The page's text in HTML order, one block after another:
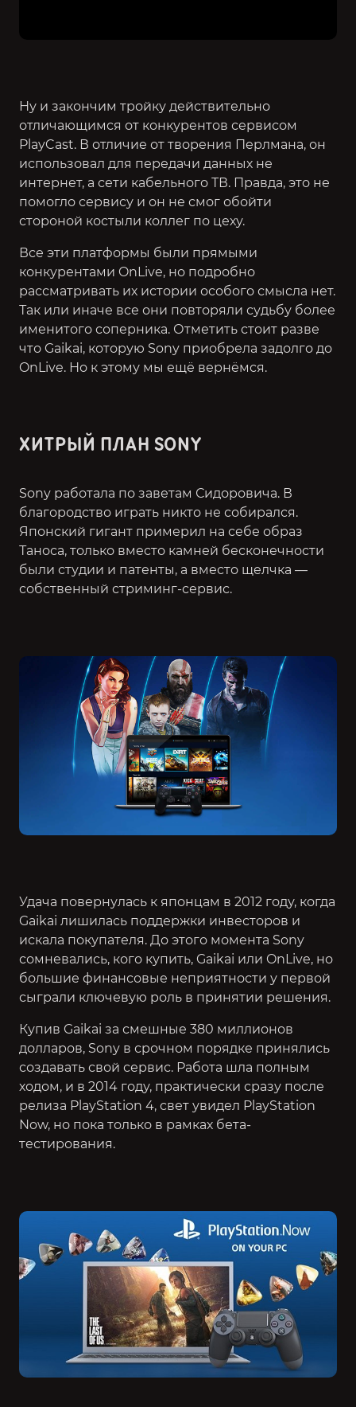
Ну и закончим тройку действительно
отличающимся от конкурентов сервисом
PlayCast. В отличие от творения Перлмана, он
использовал для передачи данных не
интернет, а сети кабельного ТВ. Правда, это не
помогло сервису и он не смог обойти
стороной костыли коллег по цеху.
Все эти платформы были прямыми
конкурентами OnLive, но подробно
рассматривать их истории особого смысла нет.
Так или иначе все они повторяли судьбу более
именитого соперника. Отметить стоит разве
что Gaikai, которую Sony приобрела задолго до
OnLive. Но к этому мы ещё вернёмся.
ХИТРЫЙ ПЛАН SONY
Sony работала по заветам Сидоровича. В
благородство играть никто не собирался.
Японский гигант примерил на себе образ
Таноса, только вместо камней бесконечности
были студии и патенты, а вместо щелчка —
собственный стриминг-сервис.
Удача повернулась к японцам в 2012 году, когда
Gaikai лишилась поддержки инвесторов и
искала покупателя. До этого момента Sony
сомневались, кого купить, Gaikai или OnLive, но
большие финансовые неприятности у первой
сыграли ключевую роль в принятии решения.
Купив Gaikai за смешные 380 миллионов
долларов, Sony в срочном порядке принялись
создавать свой сервис. Работа шла полным
ходом, и в 2014 году, практически сразу после
релиза PlayStation 4, свет увидел PlayStation
Now, но пока только в рамках бета-
тестирования.